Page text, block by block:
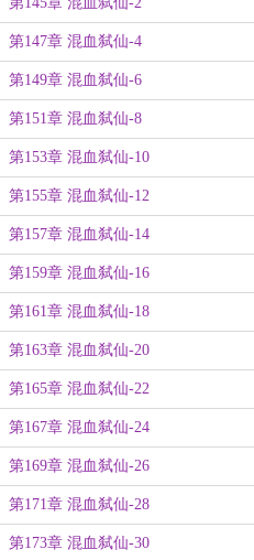
第147章 混血弑仙-4
第149章 混血弑仙-6
第151章 混血弑仙-8
第153章 混血弑仙-10
第155章 混血弑仙-12
第157章 混血弑仙-14
第159章 混血弑仙-16
第161章 混血弑仙-18
第163章 混血弑仙-20
第165章 混血弑仙-22
第167章 混血弑仙-24
第169章 混血弑仙-26
第171章 混血弑仙-28
第173章 混血弑仙-30